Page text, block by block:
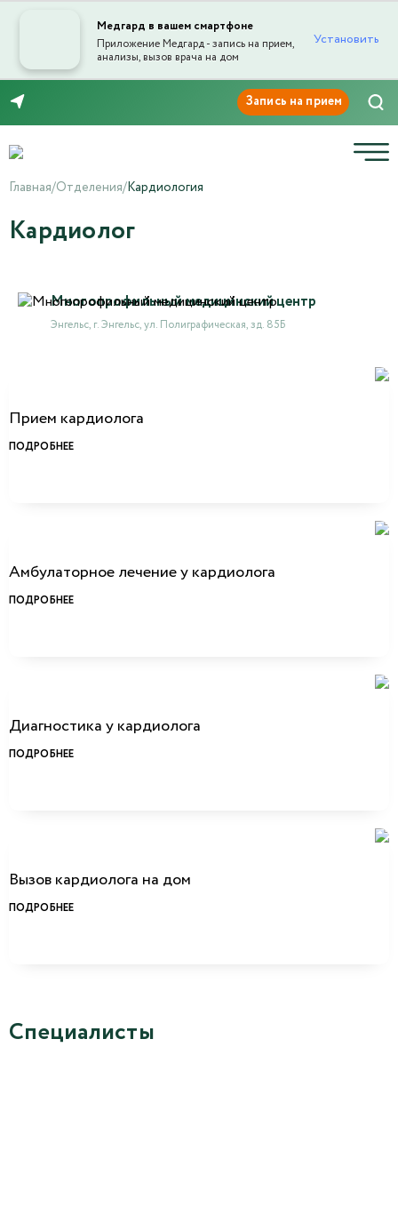
Медгард в вашем смартфоне
Приложение Медгард - запись на прием,
анализы, вызов врача на дом
Установить
Главная/Отделения/Кардиология
Кардиолог
Многопрофильный медицинский центр
Энгельс, г. Энгельс, ул. Полиграфическая, зд. 85Б
Прием кардиолога
ПОДРОБНЕЕ
Амбулаторное лечение у кардиолога
ПОДРОБНЕЕ
Диагностика у кардиолога
ПОДРОБНЕЕ
Вызов кардиолога на дом
ПОДРОБНЕЕ
Специалисты